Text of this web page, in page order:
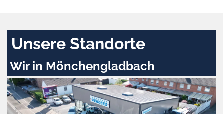
Unsere Standorte
Wir in Mönchengladbach